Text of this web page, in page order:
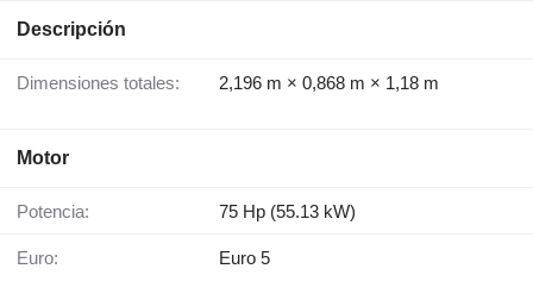
Descripción
Dimensiones totales: 2,196 m × 0,868 m × 1,18 m
Motor
Potencia: 75 Hp (55.13 kW)
Euro: Euro 5